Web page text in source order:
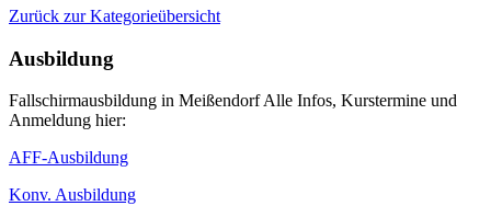
Zurück zur Kategorieübersicht
Ausbildung
Fallschirmausbildung in Meißendorf Alle Infos, Kurstermine und
Anmeldung hier:
AFF-Ausbildung
Konv. Ausbildung